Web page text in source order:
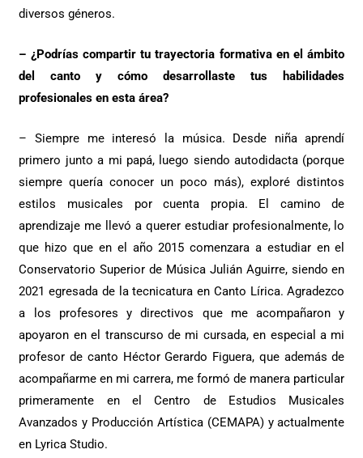
diversos géneros.
– ¿Podrías compartir tu trayectoria formativa en el ámbito
del canto y cómo desarrollaste tus habilidades
profesionales en esta área?
– Siempre me interesó la música. Desde niña aprendí
primero junto a mi papá, luego siendo autodidacta (porque
siempre quería conocer un poco más), exploré distintos
estilos musicales por cuenta propia. El camino de
aprendizaje me llevó a querer estudiar profesionalmente, lo
que hizo que en el año 2015 comenzara a estudiar en el
Conservatorio Superior de Música Julián Aguirre, siendo en
2021 egresada de la tecnicatura en Canto Lírica. Agradezco
a los profesores y directivos que me acompañaron y
apoyaron en el transcurso de mi cursada, en especial a mi
profesor de canto Héctor Gerardo Figuera, que además de
acompañarme en mi carrera, me formó de manera particular
primeramente en el Centro de Estudios Musicales
Avanzados y Producción Artística (CEMAPA) y actualmente
en Lyrica Studio.